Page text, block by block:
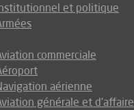
et politique
commerciale
aérienne
générale et d’affaire